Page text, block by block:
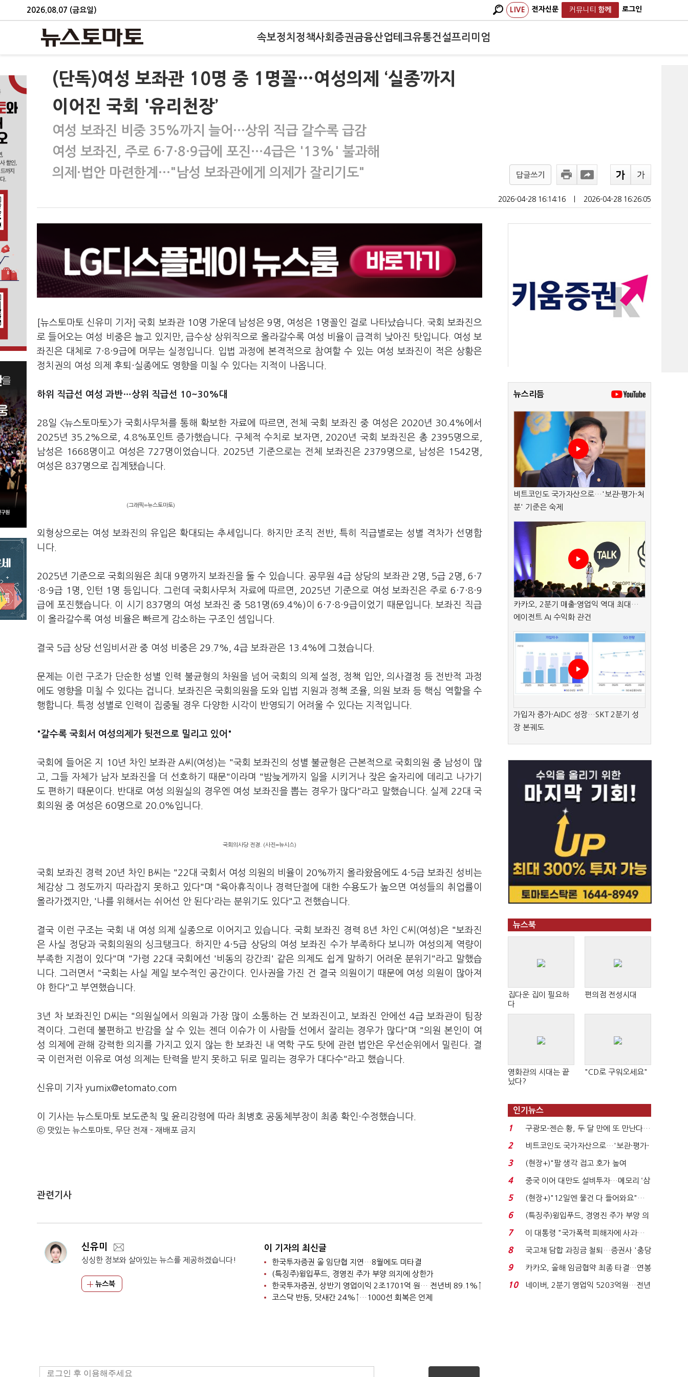
2026.08.07 (금요일) LIVE 전자신문 커뮤니티 함께 로그인
속보정치 정책사회 증권금융산업테크유통건설프리미엄
(단독)여성 보좌관 10명 중 1명꼴…여성의제 ‘실종’까지
이어진 국회 '유리천장’
여성 보좌진 비중 35%까지 늘어…상위 직급 갈수록 급감
여성 보좌진, 주로 6·7·8·9급에 포진…4급은 '13%' 불과해
의제·법안 마련한계…"남성 보좌관에게 의제가 잘리기도"
답글쓰기
2026-04-28 16:14:16 2026-04-28 16:26:05
[뉴스토마토 신유미 기자] 국회 보좌관 10명 가운데 남성은 9명, 여성은 1명꼴인 걸로 나타났습니다. 국회 보좌진으
로 들어오는 여성 비중은 늘고 있지만, 급수상 상위직으로 올라갈수록 여성 비율이 급격히 낮아진 탓입니다. 여성 보
좌진은 대체로 7·8·9급에 머무는 실정입니다. 입법 과정에 본격적으로 참여할 수 있는 여성 보좌진이 적은 상황은
정치권의 여성 의제 후퇴·실종에도 영향을 미칠 수 있다는 지적이 나옵니다.
하위 직급선 여성 과반…상위 직급선 10~30%대
28일 <뉴스토마토>가 국회사무처를 통해 확보한 자료에 따르면, 전체 국회 보좌진 중 여성은 2020년 30.4%에서
2025년 35.2%으로, 4.8%포인트 증가했습니다. 구체적 수치로 보자면, 2020년 국회 보좌진은 총 2395명으로,
남성은 1668명이고 여성은 727명이었습니다. 2025년 기준으로는 전체 보좌진은 2379명으로, 남성은 1542명,
여성은 837명으로 집계됐습니다.
(그래픽=뉴스토마토)
외형상으로는 여성 보좌진의 유입은 확대되는 추세입니다. 하지만 조직 전반, 특히 직급별로는 성별 격차가 선명합
니다.
2025년 기준으로 국회의원은 최대 9명까지 보좌진을 둘 수 있습니다. 공무원 4급 상당의 보좌관 2명, 5급 2명, 6·7
·8·9급 1명, 인턴 1명 등입니다. 그런데 국회사무처 자료에 따르면, 2025년 기준으로 여성 보좌진은 주로 6·7·8·9
급에 포진했습니다. 이 시기 837명의 여성 보좌진 중 581명(69.4%)이6·7·8·9급이었기 때문입니다.보좌진 직급
이 올라갈수록 여성 비율은 빠르게 감소하는 구조인 셈입니다.
결국 5급 상당 선임비서관 중 여성 비중은 29.7%, 4급 보좌관은 13.4%에 그쳤습니다.
문제는 이런 구조가 단순한 성별 인력 불균형의 차원을 넘어 국회의 의제 설정, 정책 입안, 의사결정 등 전반적 과정
에도 영향을 미칠 수 있다는 겁니다. 보좌진은 국회의원을 도와 입법 지원과 정책 조율, 의원 보좌 등 핵심 역할을 수
행합니다. 특정 성별로 인력이 집중될 경우 다양한 시각이 반영되기 어려울 수 있다는 지적입니다.
"갈수록 국회서 여성의제가 뒷전으로 밀리고 있어"
국회에 들어온 지 10년 차인 보좌관 A씨(여성)는 "국회 보좌진의 성별 불균형은 근본적으로 국회의원 중 남성이 많
고, 그들 자체가 남자 보좌진을 더 선호하기 때문"이라며 "밤늦게까지 일을 시키거나 잦은 술자리에 데리고 나가기
도 편하기 때문이다. 반대로 여성 의원실의 경우엔 여성 보좌진을 뽑는 경우가 많다"라고 말했습니다. 실제 22대 국
회의원 중 여성은 60명으로 20.0%입니다.
국회의사당 전경. (사진=뉴시스)
국회 보좌진 경력 20년 차인 B씨는 "22대 국회서 여성 의원의 비율이 20%까지 올라왔음에도 4·5급 보좌진 성비는
체감상 그 정도까지 따라잡지 못하고 있다"며 "육아휴직이나 경력단절에 대한 수용도가 높으면 여성들의 취업률이
올라가겠지만, '나를 위해서는 쉬어선 안 된다'라는 분위기도 있다"고 전했습니다.
결국 이런 구조는 국회 내 여성 의제 실종으로 이어지고 있습니다. 국회 보좌진 경력 8년 차인 C씨(여성)은 "보좌진
은 사실 정당과 국회의원의 싱크탱크다. 하지만 4·5급 상당의 여성 보좌진 수가 부족하다 보니까 여성의제 역량이
부족한 지점이 있다"며 "가령 22대 국회에선 '비동의 강간죄' 같은 의제도 쉽게 말하기 어려운 분위기"라고 말했습
니다. 그러면서 "국회는 사실 제일 보수적인 공간이다. 인사권을 가진 건 결국 의원이기 때문에 여성 의원이 많아져
야 한다"고 부연했습니다.
3년 차 보좌진인 D씨는 "의원실에서 의원과 가장 많이 소통하는 건 보좌진이고, 보좌진 안에선 4급 보좌관이 팀장
격이다. 그런데 불편하고 반감을 살 수 있는 젠더 이슈가 이 사람들 선에서 잘리는 경우가 많다"며 "의원 본인이 여
성 의제에 관해 강력한 의지를 가지고 있지 않는 한 보좌진 내 역학 구도 탓에 관련 법안은 우선순위에서 밀린다. 결
국 이런저런 이유로 여성 의제는 탄력을 받지 못하고 뒤로 밀리는 경우가 대다수"라고 했습니다.
신유미 기자 yumix@etomato.com
이 기사는 뉴스토마토 보도준칙 및 윤리강령에 따라 최병호 공동체부장이 최종 확인·수정했습니다.
ⓒ 맛있는 뉴스토마토, 무단 전재 - 재배포 금지
관련기사
신유미
싱싱한 정보와 살아있는 뉴스를 제공하겠습니다!
뉴스북
이 기자의 최신글
한국투자증권 올 임단협 지연…8월에도 미타결
(특징주)윙입푸드, 경영진 주가 부양 의지에 상한가
한국투자증권, 상반기 영업이익 2조1701억 원… 전년비 89.1%↑
코스닥 반등, 닷새간 24%↑…1000선 회복은 언제
뉴스리듬
비트코인도 국가자산으로…'보관·평가·처
분' 기준은 숙제
카카오, 2분기 매출·영업익 역대 최대…
에이전트 AI 수익화 관건
가입자 증가·AIDC 성장…SKT 2분기 성
장 본궤도
뉴스북
집다운 집이 필요하
다
편의점 전성시대
영화관의 시대는 끝
났다?
"CD로 구워오세요"
인기뉴스
1
구광모-젠슨 황, 두 달 만에 또 만난다…
로봇·AI 등 논...
2
비트코인도 국가자산으로…'보관·평가·
처분' 기준은 ...
3
(현장+)"팔 생각 접고 호가 높여
요"…'덜 똘똘한 한 채' 20...
4
중국 이어 대만도 설비투자…메모리 ‘삼
국전쟁’
5
(현장+)"12일엔 물건 다 들어와요"…
빈 매대 채우며 문 연 ...
6
(특징주)윙입푸드, 경영진 주가 부양 의
지에 상한가...
7
이 대통령 "국가폭력 피해자에 사과…
적극적 조사로 진...
8
국고채 담합 과징금 철퇴…증권사 '충당
금 폭탄' 우려...
9
카카오, 올해 임금협약 최종 타결…연봉
6.3% 인상·격려...
10
네이버, 2분기 영업익 5203억원…전년